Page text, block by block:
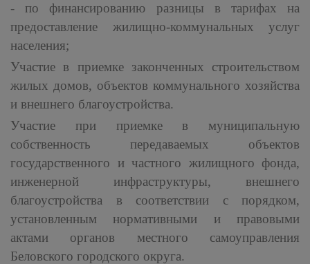
- по финансированию разницы в тарифах на
предоставление жилищно-коммунальных услуг
населения;
Участие в приемке законченных строительством
жилых домов, объектов коммунального хозяйства
и внешнего благоустройства.
Участие при приемке в муниципальную
собственность передаваемых объектов
государственного и частного жилищного фонда,
инженерной инфраструктуры, внешнего
благоустройства в соответствии с порядком,
установленным нормативными и правовыми
актами органов местного самоуправления
Беловского городского округа.